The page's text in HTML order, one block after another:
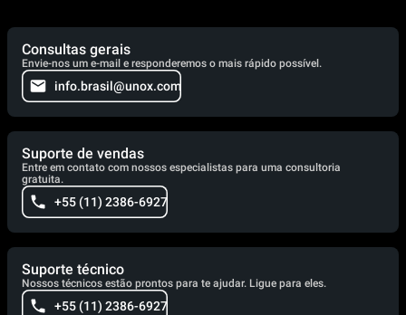
Consultas gerais
Envie-nos um e-mail e responderemos o mais rápido possível.
info.brasil@unox.com
Suporte de vendas
Entre em contato com nossos especialistas para uma consultoria
gratuita.
+55 (11) 2386-6927
Suporte técnico
Nossos técnicos estão prontos para te ajudar. Ligue para eles.
+55 (11) 2386-6927